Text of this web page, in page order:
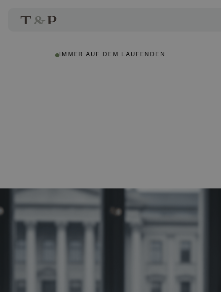
IMMER AUF DEM LAUFENDEN